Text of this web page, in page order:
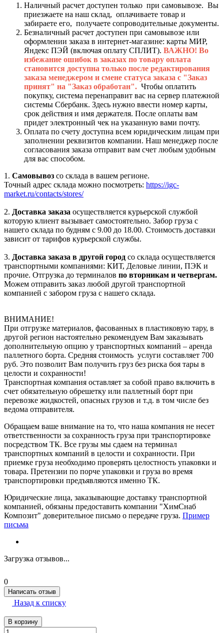
Наличный расчет доступен только при самовывозе. Вы
приезжаете на наш склад, оплачиваете товар и
забираете его, получаете сопроводительные документы.
Безналичный расчет доступен при самовывозе или
оформлении заказа в интернет-магазине: карты МИР,
Яндекс ПЭЙ (включая оплату СПЛИТ). ВАЖНО! Во
избежание ошибок в заказах по товару оплата
становится доступна только после редактирования
заказа менеджером и смене статуса заказа с "Заказ
принят" на "Заказ обработан". Чтобы оплатить
покупку, система перенаправит вас на сервер платежной
системы Сбербанк. Здесь нужно ввести номер карты,
срок действия и имя держателя. После оплаты вам
придет электронный чек на указанную вами почту.
Оплата по счету доступна всем юридическим лицам при
заполнении реквизитов компании. Наш менеджер после
согласования заказа отправит вам счет любым удобным
для вас способом.
1. Самовывоз со склада в вашем регионе.
Точный адрес склада можно посмотреть: https://igc-
market.ru/contacts/stores/
2. Доставка заказа осуществляется курьерской службой
которую клиент вызывает самостоятельно. Забор груза с
нашего склада по будням с 9.00 до 18.00. Стоимость доставки
зависит от тарифов курьерской службы.
3. Доставка заказа в другой город со склада осуществляется
транспортными компаниями: КИТ, Деловые линии, ПЭК и
прочие. Отгрузка до терминалов по вторникам и четвергам.
Можем отправить заказ любой другой транспортной
компанией с забором груза с нашего склада.
ВНИМАНИЕ!
При отгрузке материалов, фасованных в пластиковую тару, в
другой регион настоятельно рекомендуем Вам заказывать
дополнительную опцию у транспортных компаний – аренда
паллетного борта. Средняя стоимость услуги составляет 700
руб. Это позволит Вам получить груз без риска боя тары в
целости и сохранности!
Транспортная компания оставляет за собой право включить в
счет обязательную обрешетку или паллетный борт при
перевозке жидкостей, опасных грузов и т.д. в том числе без
ведома отправителя.
Обращаем ваше внимание на то, что наша компания не несет
ответственности за сохранность груза при транспортировке
посредством ТК. Все грузы мы сдаем на терминал
транспортных компаний в целости и сохранности. При
приемке груза необходимо проверять целостность упаковки и
товара. Претензии по порче упаковки и груза во время
транспортировки предъявляются именно ТК.
Юридические лица, заказывающие доставку транспортной
компанией, обязаны предоставить компании "ХимСнаб
Композит" доверительное письмо о передаче груза. Пример
письма
Загрузка отзывов...
0
Написать отзыв
Назад к списку
В корзину